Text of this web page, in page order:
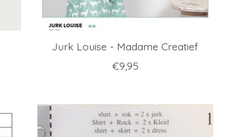
Jurk Louise - Madame Creatief
€9,95